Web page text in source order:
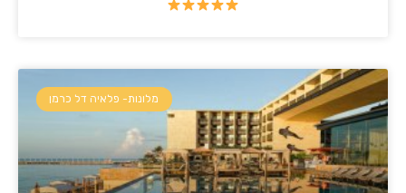
מלונות- פלאיה דל כרמן